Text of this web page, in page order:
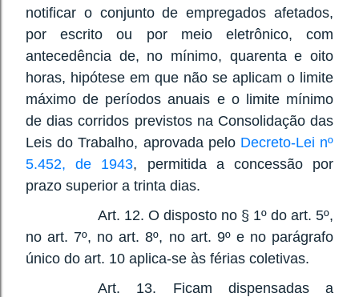
notificar o conjunto de empregados afetados,
por escrito ou por meio eletrônico, com
antecedência de, no mínimo, quarenta e oito
horas, hipótese em que não se aplicam o limite
máximo de períodos anuais e o limite mínimo
de dias corridos previstos na Consolidação das
Leis do Trabalho, aprovada pelo Decreto-Lei nº
5.452, de 1943, permitida a concessão por
prazo superior a trinta dias.
Art. 12. O disposto no § 1º do art. 5º,
no art. 7º, no art. 8º, no art. 9º e no parágrafo
único do art. 10 aplica-se às férias coletivas.
Art. 13. Ficam dispensadas a